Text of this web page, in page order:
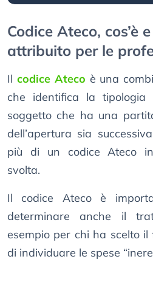
Codice Ateco, cos’è
attribuito per le
Il codice Ateco è una
che identifica la
soggetto che ha una
dell’apertura sia
più di un codice Ateco in
svolta.
Il codice Ateco è
determinare anche il
esempio per chi ha scelto
di individuare le spese